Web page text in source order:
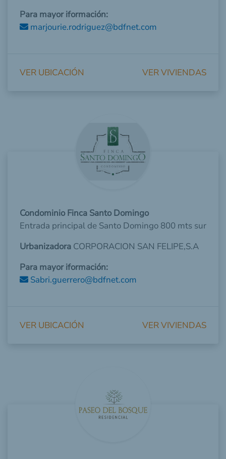
Para mayor iformación:
marjourie.rodriguez@bdfnet.com
VER UBICACIÓN VER VIVIENDAS
Condominio Finca Santo Domingo
Entrada principal de Santo Domingo 800 mts sur
Urbanizadora CORPORACION SAN FELIPE,S.A
Para mayor iformación:
Sabri.guerrero@bdfnet.com
VER UBICACIÓN VER VIVIENDAS